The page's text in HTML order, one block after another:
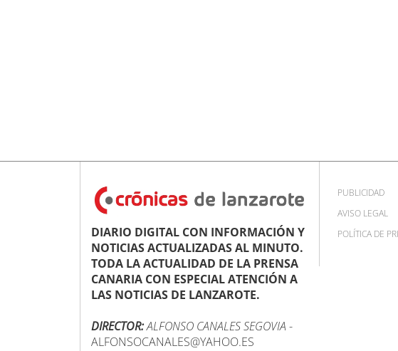
DIARIO DIGITAL CON INFORMACIÓN Y
NOTICIAS ACTUALIZADAS AL MINUTO.
TODA LA ACTUALIDAD DE LA PRENSA
CANARIA CON ESPECIAL ATENCIÓN A
LAS NOTICIAS DE LANZAROTE.
DIRECTOR:ALFONSO CANALES SEGOVIA -
ALFONSOCANALES@YAHOO.ES
PUBLICIDAD
AVISO LEGAL
POLÍTICA DE